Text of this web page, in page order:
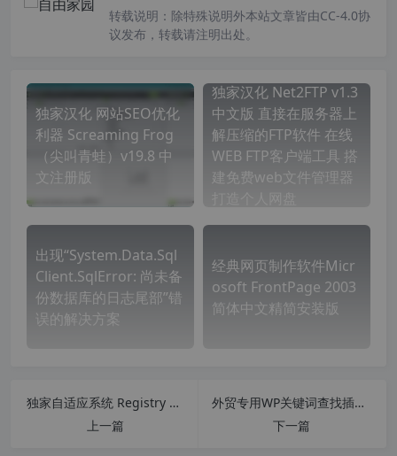
转载说明： 除特殊说明外本站文章皆由CC-4.0协
议发布，转载请注明出处。
独家汉化 网站SEO优化
利器 Screaming Frog
（尖叫青蛙）v19.8 中
文注册版
独家汉化 Net2FTP v1.3
中文版 直接在服务器上
解压缩的FTP软件 在线
WEB FTP客户端工具 搭
建免费web文件管理器
出现“System.Data.Sql
Client.SqlError: 尚未备
份数据库的日志尾部”错
误的解决方案
经典网页制作软件Micr
osoft FrontPage 2003
简体中文精简安装版
独家自适应系统 Registry Workshop v5.1.0 中文版 高级注册表编辑 完全替代系统注册表编辑器
上一篇
外贸专用WP关键词查找插件WordPress Keyword Finder 汉化版 【更新到 v1.1.1】
下一篇